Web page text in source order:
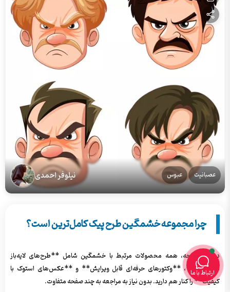
عصبانیت عبوس نیلوفر احمدی
چرا مجموعه خشمگین طرح پیک کامل‌ترین است؟
در این صفحه، همه محصولات مرتبط با خشمگین شامل **طرح‌های لایه‌باز
اختصاصی**، **وکتورهای حرفه‌ای قابل ویرایش** و **عکس‌های استوک با
کیفیت** را کنار هم دارید. بدون نیاز به مراجعه به چند صفحه متفاوت.
ارتباط با ما